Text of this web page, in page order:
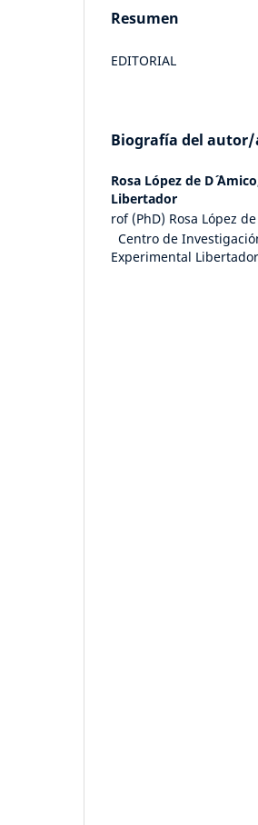
Resumen
EDITORIAL
Biografía del autor/
Rosa López de D´
Libertador
rof (PhD) Rosa López
Centro de
Experimental